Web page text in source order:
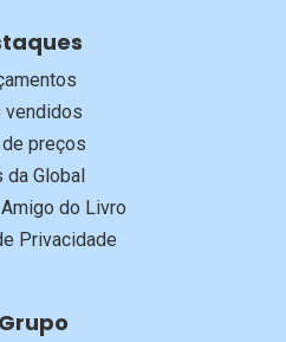
vendidos
preços
da Global
do Livro
Privacidade